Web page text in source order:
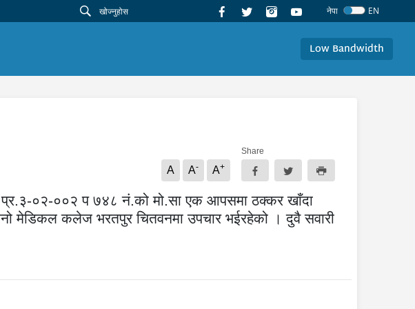
नेपा EN
Low Bandwidth
A A- A+
Share
प्र.३-०२-००२ प ७४८ नं.को मो.सा एक आपसमा ठक्कर खाँदा
मेडिकल कलेज भरतपुर चितवनमा उपचार भईरहेको । दुवै सवारी